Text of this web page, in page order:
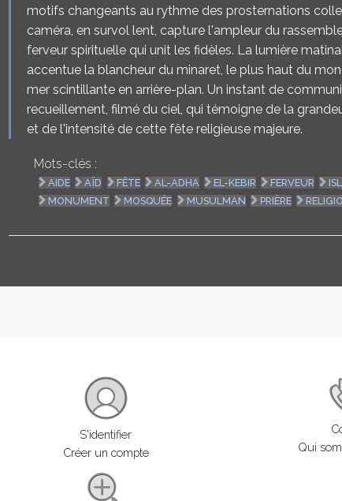
motifs changeants au rythme des prosternations
caméra, en survol lent, capture l'ampleur du
ferveur spirituelle qui unit les fidèles. La lumière
accentue la blancheur du minaret, le plus haut du
mer scintillante en arrière-plan. Un instant de
recueillement, filmé du ciel, qui témoigne de la
et de l'intensité de cette fête religieuse majeure.
Mots-clés :
AIDE AÏD FÊTE AL-ADHA EL-KEBIR FERVEUR
MONUMENT
MOSQUÉE MUSULMAN PRIÈRE
S'identifier
Créer un compte
Qui